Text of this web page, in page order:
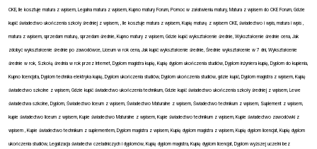
CKE, Ile kosztuje matura z wpisem, Legalna matura z wpisem, Kupno matury Forum, Pomoc w załatwieniu matury, Matura z wpisem do CKE Forum, Gdzie
kupić świadectwo ukończenia szkoły średniej z wpisem, , Ile kosztuje matura z wpisem, Kupię maturę z wpisem CKE, świadectwo i wpis, matura i wpis ,
matura z wpisem, sprzedam maturę, sprzedam średnie, Kupno matury z wpisem, Gdzie kupić wykształcenie średnie, Wykształcenie średnie cena, Jak
zdobyć wykształcenie średnie po zawodówce, Liceum w rok cena, Jak kupić wykształcenie średnie, Średnie wykształcenie w 7 dni, Wykształcenie
średnie w rok, Szkołą średnia w rok przez Internet, Dyplom magistra kupię, Kupię dyplom ukończenia studiów, Dyplom inżyniera kupię, Dyplom do kupienia,
Kupno licencjata, Dyplom technika elektryka kupię, Dyplom ukończenia studiów, Dyplom ukończenia studiów, gdzie kupić, Dyplom magistra z wpisem, Kupię
świadectwo szkolne z wpisem, Gdzie kupić świadectwo ukończenia technikum, Gdzie kupić świadectwo ukończenia szkoły średniej z wpisem, Lewe
świadectwa szkolne, Dyplom, Świadectwo liceum z wpisem, Świadectwo Maturalne z wpisem, Świadectwo technikum z wpisem, Suplement z wpisem,
kupie świadectwo liceum z wpisem, Kupie świadectwo Maturalne z wpisem, Kupie świadectwo technikum z wpisem, Kupie świadectwo zawodówki z
wpisem , Kupie świadectwo technikum z suplementem, Dyplom magistra z wpisem, Kupię dyplom magistra z wpisem, Kupię dyplom licencjat, Kupię dyplom
ukończenia studiów, Legalizacja świadectw czeladniczych i dyplomów, Kupię dyplom magistra, Kupię dyplom licencjat, Dyplom wyższej uczelni bez